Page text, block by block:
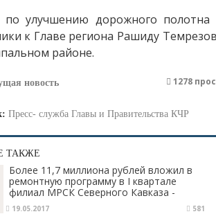
по улучшению дорожного
к Главе региона Рашиду
районе.
новость 1278
Пресс- служба Главы и Правительства КЧР
ТАКЖЕ
Более 11,7 миллиона рублей вложил в
ремонтную программу в I квартале
филиал МРСК Северного Кавказа -
«Карачаево-Черкесскэнерго»
19.05.2017 581